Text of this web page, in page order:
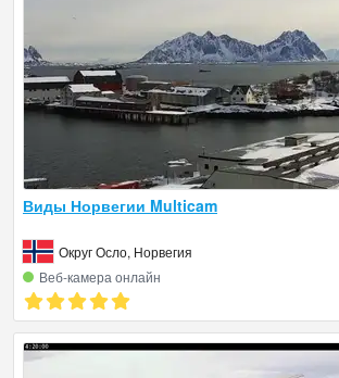
Виды Норвегии Multicam
Округ Осло, Норвегия
Веб‑камера онлайн